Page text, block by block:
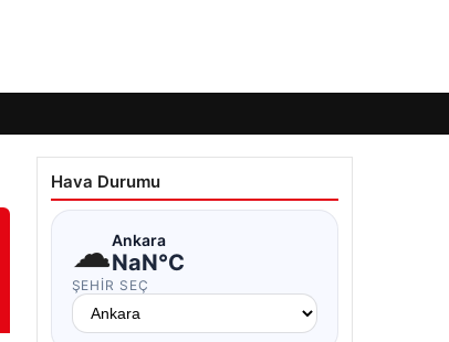
Hava Durumu
☁Ankara
NaN°C
ŞEHIR SEÇ